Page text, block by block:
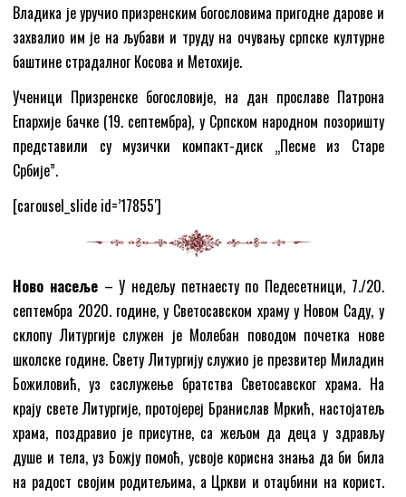
Владика је уручио призренским богословима пригодне дарове и
захвалио им је на љубави и труду на очувању српске културне
баштине страдалног Косова и Метохије.
Ученици Призренске богословије, на дан прославе Патрона
Епархије бачке (19. септембра), у Српском народном позоришту
представили су музички компакт-диск „Песме из Старе
Србије”.
[carousel_slide id=’17855′]
Ново насеље – У недељу петнаесту по Педесетници, 7./20.
септембра 2020. године, у Светосавском храму у Новом Саду, у
склопу Литургије служен је Молебан поводом почетка нове
школске године. Свету Литургију служио је презвитер Миладин
Божиловић, уз саслужење братства Светосавског храма. На
крају свете Литургије, протојереј Бранислав Мркић, настојатељ
храма, поздравио је присутне, са жељом да деца у здрављу
душе и тела, уз Божју помоћ, усвоје корисна знања да би била
на радост својим родитељима, а Цркви и отаџбини на корист.